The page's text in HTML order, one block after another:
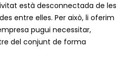
està desconnectada de les
entre elles. Per això, li oferim
pugui necessitar,
del conjunt de forma